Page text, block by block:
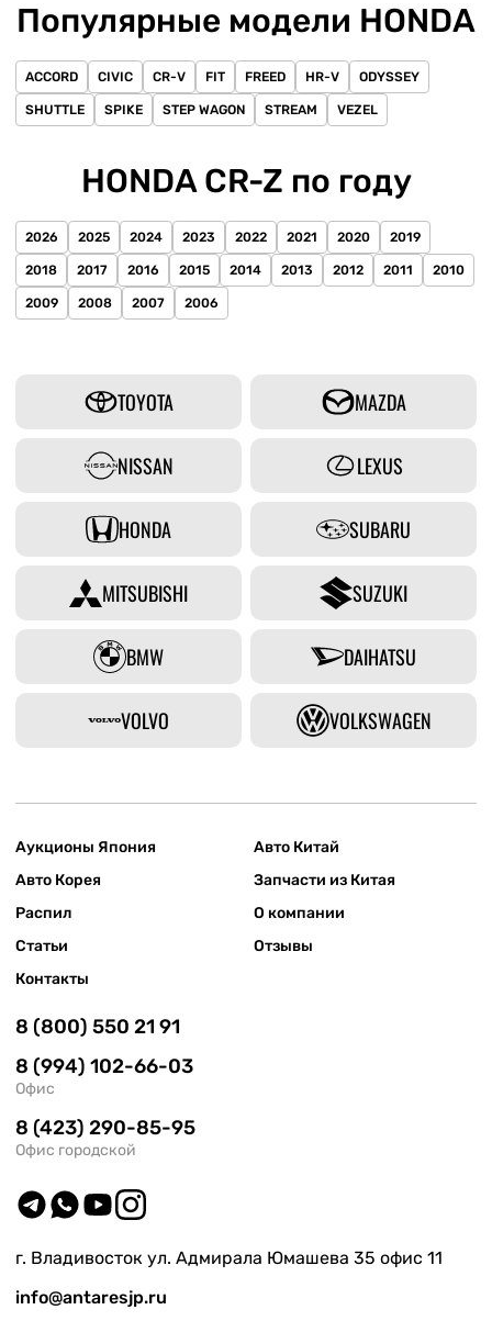
Популярные модели HONDA
ACCORD CIVIC CR-V FIT FREED HR-V ODYSSEY
SHUTTLE SPIKE STEP WAGON STREAM VEZEL
HONDA CR-Z по году
2026 2025 2024 2023 2022 2021 2020 2019
2018 2017 2016 2015 2014 2013 2012 2011 2010
2009 2008 2007 2006
TOYOTA MAZDA
NISSAN LEXUS
HONDA SUBARU
MITSUBISHI SUZUKI
BMW DAIHATSU
VOLVO VOLKSWAGEN
Аукционы Япония
Авто Китай
Авто Корея
Запчасти из Китая
Распил
О компании
Статьи
Отзывы
Контакты
8 (800) 550 21 91
8 (994) 102-66-03
Офис
8 (423) 290-85-95
Офис городской
г. Владивосток ул. Адмирала Юмашева 35 офис 11
info@antaresjp.ru